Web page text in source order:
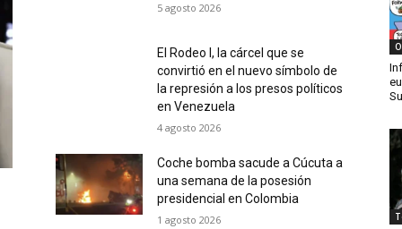
5 agosto 2026
El Rodeo I, la cárcel que se
convirtió en el nuevo símbolo de
la represión a los presos políticos
en Venezuela
4 agosto 2026
Coche bomba sacude a Cúcuta a
una semana de la posesión
presidencial en Colombia
1 agosto 2026